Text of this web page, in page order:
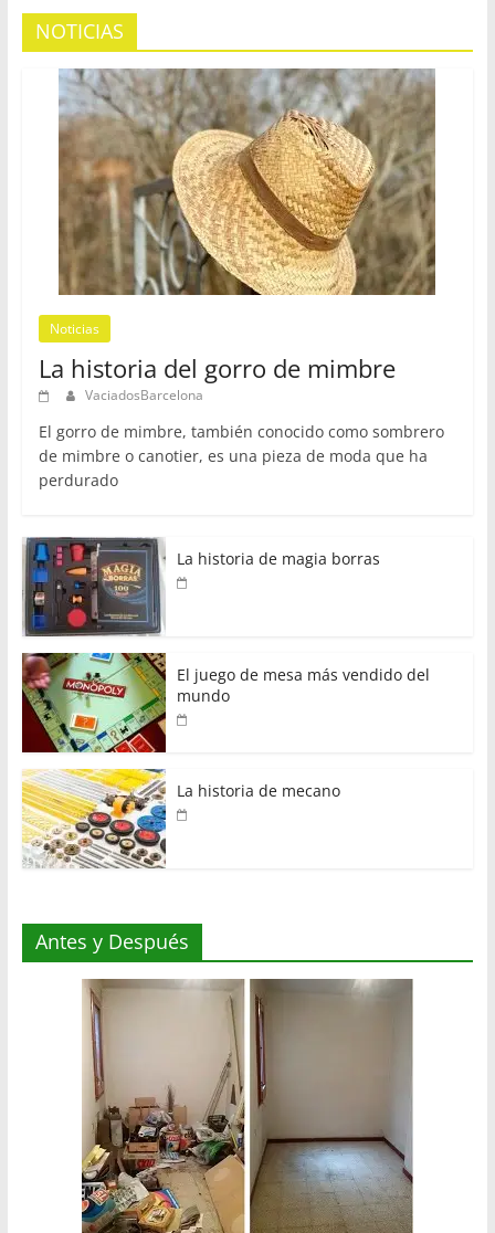
NOTICIAS
Noticias
La historia del gorro de mimbre
VaciadosBarcelona
El gorro de mimbre, también conocido como sombrero
de mimbre o canotier, es una pieza de moda que ha
perdurado
La historia de magia borras
El juego de mesa más vendido del
mundo
La historia de mecano
Antes y Después